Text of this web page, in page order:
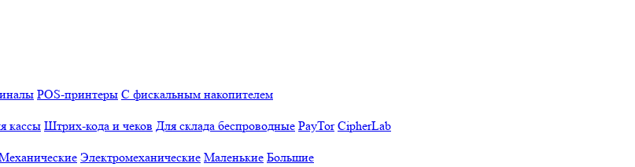
POS-принтеры С фискальным накопителем
кассы Штрих-кода и чеков Для склада беспроводные PayTor CipherLab
Электромеханические Маленькие Большие